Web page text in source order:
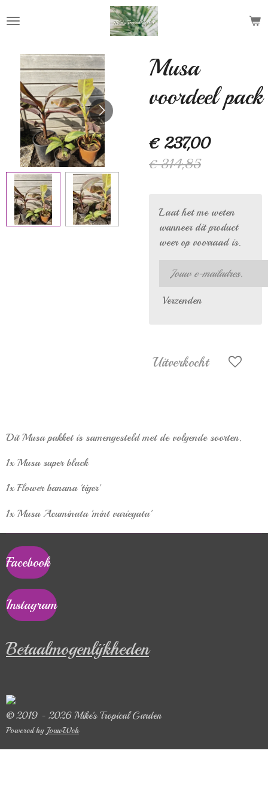
direct
hoofdinhoud
Musa
voordeel pack
€ 237,00
€ 314,85
Laat het me weten
wanneer dit product
weer op voorraad is.
Verzenden
Uitverkocht
Dit Musa pakket is samengesteld met de volgende soorten.
1x Musa super black
1x Flower banana 'tiger'
1x Musa Acuminata 'mint variegata'
Facebook
Instagram
Betaalmogenlijkheden
© 2019 - 2026 Mike's Tropical Garden
Powered by JouwWeb